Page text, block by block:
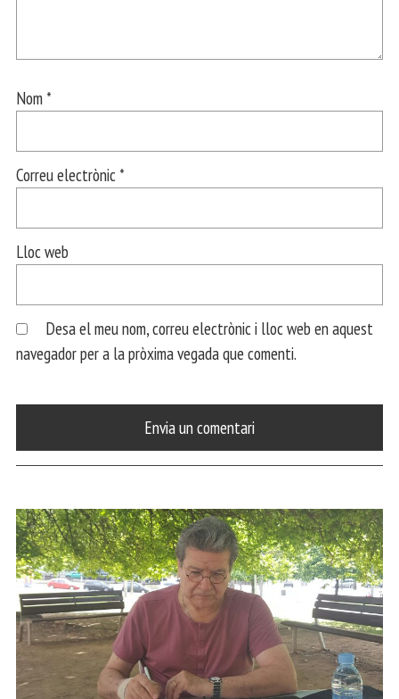
Nom *
Correu electrònic *
Lloc web
Desa el meu nom, correu electrònic i lloc web en aquest
navegador per a la pròxima vegada que comenti.